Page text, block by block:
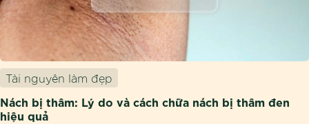
Tài nguyên làm đẹp
Nách bị thâm: Lý do và cách chữa nách bị thâm đen
hiệu quả